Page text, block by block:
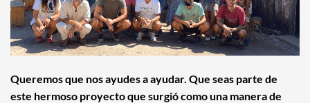
Queremos que nos ayudes a ayudar. Que seas parte de
este hermoso proyecto que surgió como una manera de